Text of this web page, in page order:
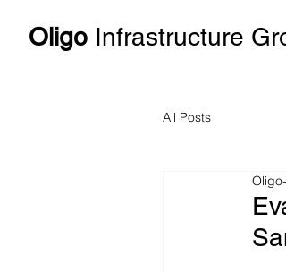
Oligo Infrastructure
All Posts